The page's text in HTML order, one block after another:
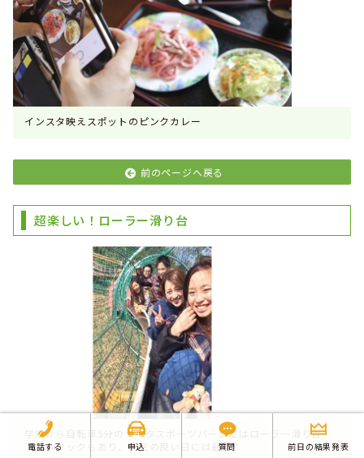
インスタ映えスポットのピンクカレー
前のページへ戻る
超楽しい！ローラー滑り台
学校から自転車5分のヤマタスポーツパークにはローラー滑り台・
アスレチックもあり、天気の良い日には最高！
電話する 申込 質問 前日の結果発表